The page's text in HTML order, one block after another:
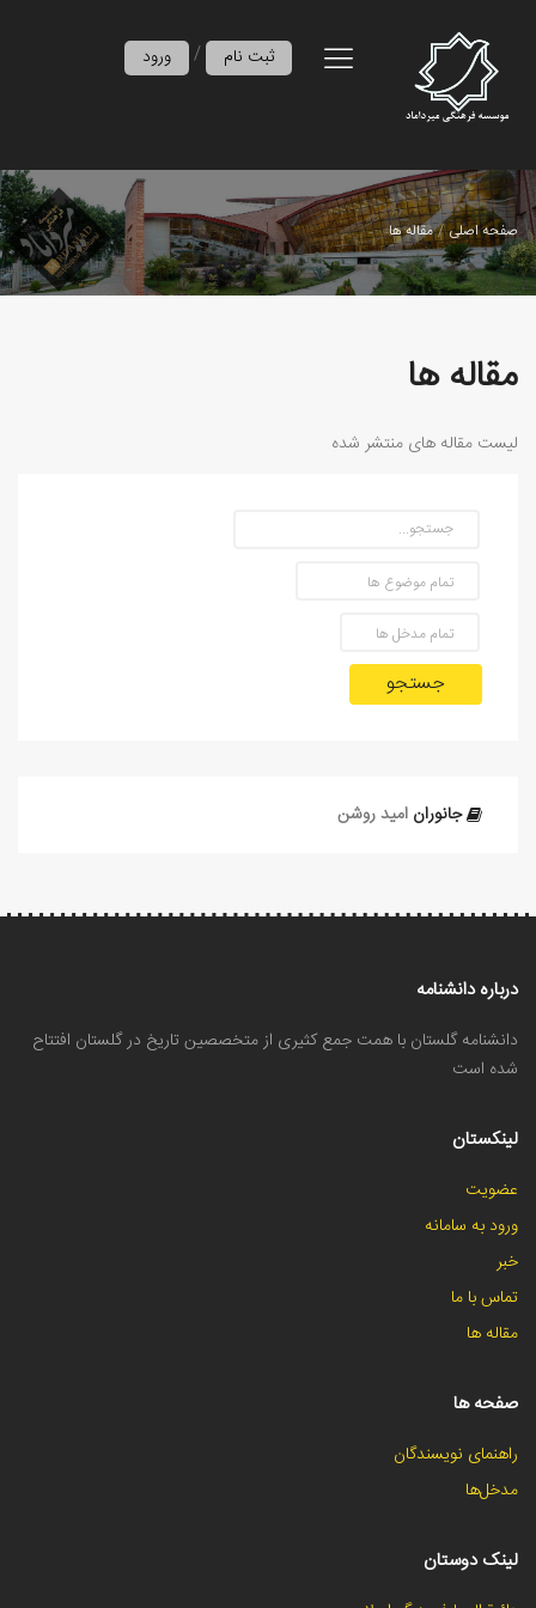
ورود / ثبت نام
صفحه اصلی مقاله ها
مقاله ها
لیست مقاله های منتشر شده
جستجو
جانوران امید روشن
درباره دانشنامه
دانشنامه گلستان با همت جمع کثیری از متخصصین تاریخ در گلستان افتتاح
شده است
لینکستان
عضویت
ورود به سامانه
خبر
تماس با ما
مقاله ها
صفحه ها
راهنمای نویسندگان
مدخل‌ها
لینک دوستان